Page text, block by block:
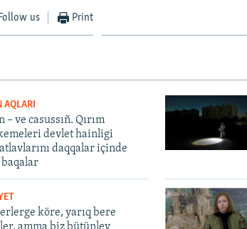
Follow us Print
AQLARI
– ve casussıñ. Qırım
devlet hainligi
daqqalar içinde
baqalar
köre, yarıq bere
amma biz bütünley